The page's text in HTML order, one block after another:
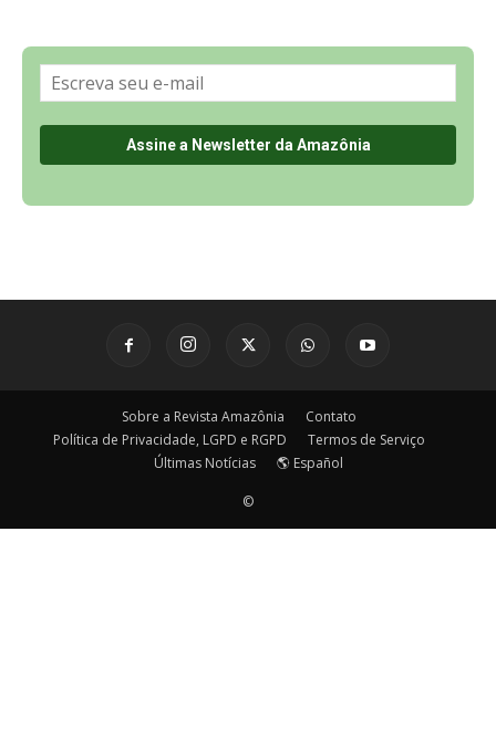
Sobre a Revista Amazônia
Contato
Política de Privacidade, LGPD e RGPD
Termos de Serviço
Últimas Notícias
🌎 Español
©